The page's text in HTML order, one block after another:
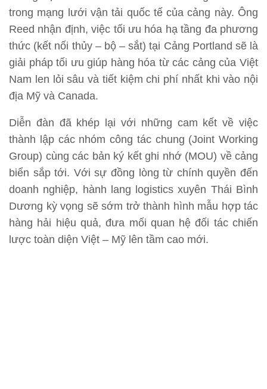
trong mạng lưới vận tải quốc tế của cảng này. Ông
Reed nhận định, việc tối ưu hóa hạ tầng đa phương
thức (kết nối thủy – bộ – sắt) tại Cảng Portland sẽ là
giải pháp tối ưu giúp hàng hóa từ các cảng của Việt
Nam len lỏi sâu và tiết kiệm chi phí nhất khi vào nội
địa Mỹ và Canada.
Diễn đàn đã khép lại với những cam kết về việc
thành lập các nhóm công tác chung (Joint Working
Group) cùng các bản ký kết ghi nhớ (MOU) về cảng
biển sắp tới. Với sự đồng lòng từ chính quyền đến
doanh nghiệp, hành lang logistics xuyên Thái Bình
Dương kỳ vọng sẽ sớm trở thành hình mẫu hợp tác
hàng hải hiệu quả, đưa mối quan hệ đối tác chiến
lược toàn diện Việt – Mỹ lên tầm cao mới.